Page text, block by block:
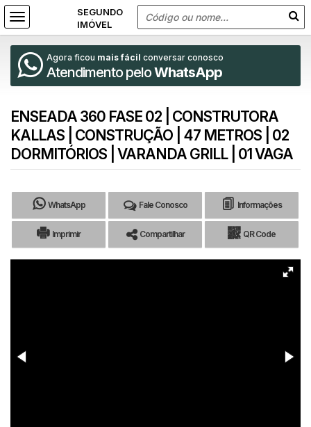
Agora ficou mais fácil conversar conosco
Atendimento peloWhatsApp
ENSEADA 360 FASE 02 | CONSTRUTORA
KALLAS | CONSTRUÇÃO | 47 METROS | 02
DORMITÓRIOS | VARANDA GRILL | 01 VAGA
WhatsApp Fale Conosco Informações
Imprimir Compartilhar QR Code